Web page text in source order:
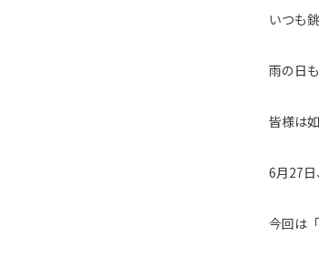
いつも
雨の日
皆様は
6月27
今回は